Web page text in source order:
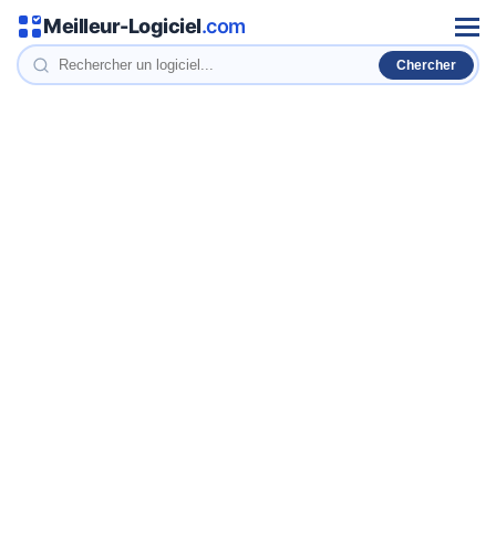
Meilleur-Logiciel.com